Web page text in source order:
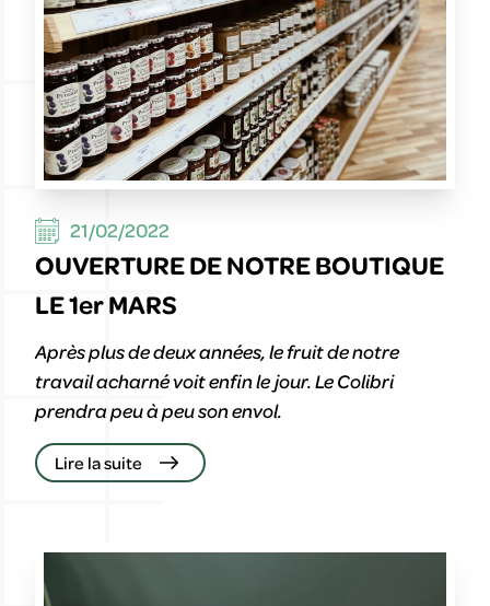
21/02/2022
OUVERTURE DE NOTRE BOUTIQUE
LE 1er MARS
Après plus de deux années, le fruit de notre
travail acharné voit enfin le jour. Le Colibri
prendra peu à peu son envol.
Lire la suite